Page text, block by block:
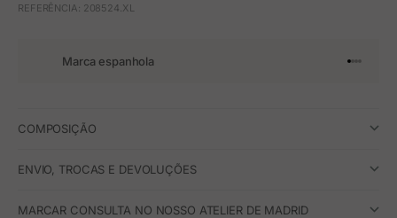
REFERÊNCIA: 208524.XL
Marca espanhola Ir para o
Ir para
Ir para
Ir para
COMPOSIÇÃO
ENVIO, TROCAS E DEVOLUÇÕES
MARCAR CONSULTA NO NOSSO ATELIER DE MADRID